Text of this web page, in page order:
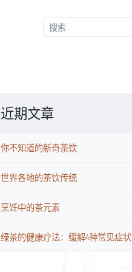
搜
索：
近期文章
你不知道的新奇茶饮
世界各地的茶饮传统
烹饪中的茶元素
绿茶的健康疗法：缓解4种常见症状